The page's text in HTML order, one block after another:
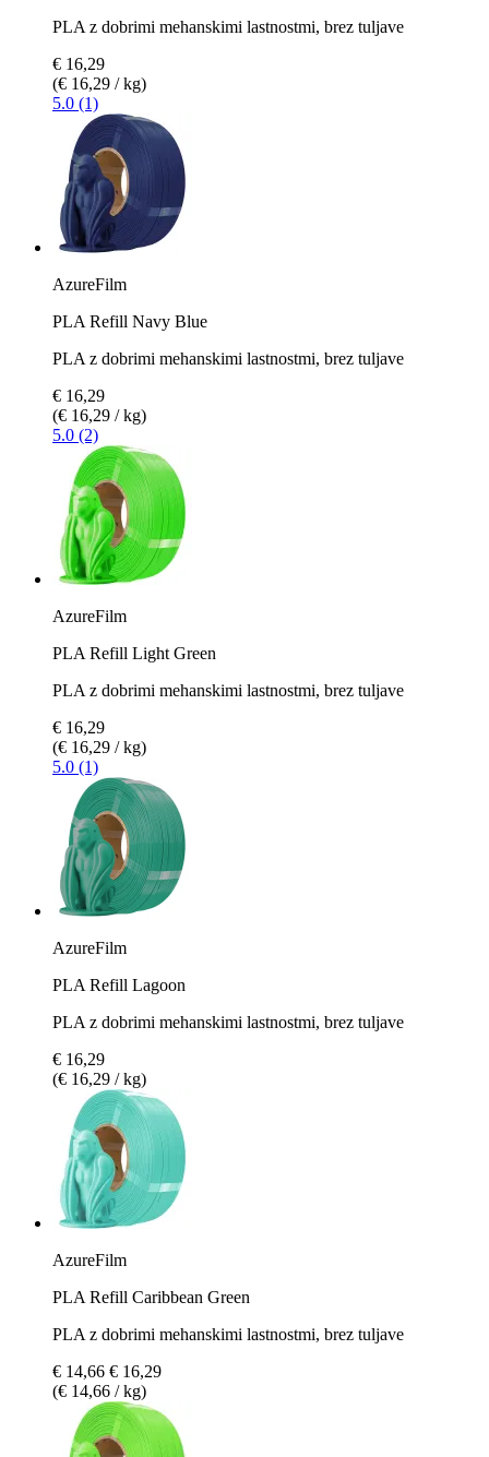
PLA z dobrimi mehanskimi lastnostmi, brez tuljave
€ 16,29
(€ 16,29 / kg)
5.0 (1)
AzureFilm
PLA Refill Navy Blue
PLA z dobrimi mehanskimi lastnostmi, brez tuljave
€ 16,29
(€ 16,29 / kg)
5.0 (2)
AzureFilm
PLA Refill Light Green
PLA z dobrimi mehanskimi lastnostmi, brez tuljave
€ 16,29
(€ 16,29 / kg)
5.0 (1)
AzureFilm
PLA Refill Lagoon
PLA z dobrimi mehanskimi lastnostmi, brez tuljave
€ 16,29
(€ 16,29 / kg)
AzureFilm
PLA Refill Caribbean Green
PLA z dobrimi mehanskimi lastnostmi, brez tuljave
€ 14,66 € 16,29
(€ 14,66 / kg)